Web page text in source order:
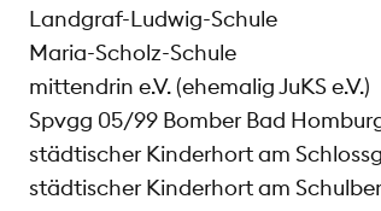
Landgraf-Ludwig-Schule
Maria-Scholz-Schule
mittendrin e.V. (ehemalig JuKS e.V.)
Spvgg 05/99 Bomber Bad
städtischer Kinderhort am
städtischer Kinderhort am